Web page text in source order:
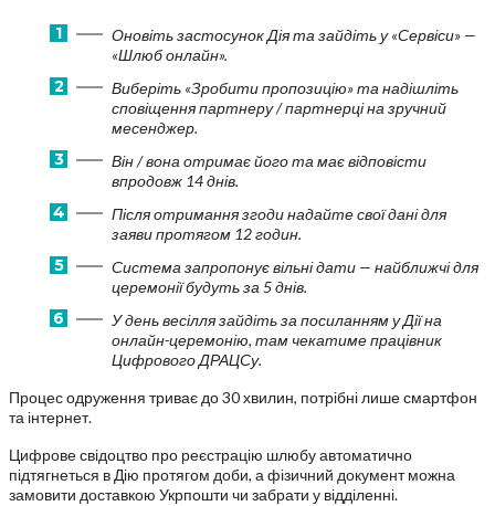
Оновіть застосунок Дія та зайдіть у «Сервіси» —
«Шлюб онлайн».
Виберіть «Зробити пропозицію» та надішліть
сповіщення партнеру / партнерці на зручний
месенджер.
Він / вона отримає його та має відповісти
впродовж 14 днів.
Після отримання згоди надайте свої дані для
заяви протягом 12 годин.
Система запропонує вільні дати — найближчі для
церемонії будуть за 5 днів.
У день весілля зайдіть за посиланням у Дії на
онлайн-церемонію, там чекатиме працівник
Цифрового ДРАЦСу.
Процес одруження триває до 30 хвилин, потрібні лише смартфон
та інтернет.
Цифрове свідоцтво про реєстрацію шлюбу автоматично
підтягнеться в Дію протягом доби, а фізичний документ можна
замовити доставкою Укрпошти чи забрати у відділенні.